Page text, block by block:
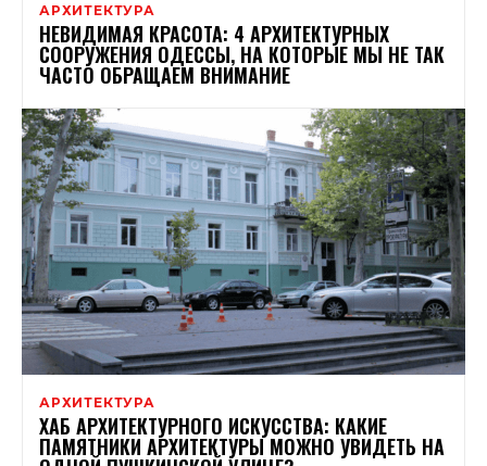
АРХИТЕКТУРА
НЕВИДИМАЯ КРАСОТА: 4 АРХИТЕКТУРНЫХ
СООРУЖЕНИЯ ОДЕССЫ, НА КОТОРЫЕ МЫ НЕ ТАК
ЧАСТО ОБРАЩАЕМ ВНИМАНИЕ
АРХИТЕКТУРА
ХАБ АРХИТЕКТУРНОГО ИСКУССТВА: КАКИЕ
ПАМЯТНИКИ АРХИТЕКТУРЫ МОЖНО УВИДЕТЬ НА